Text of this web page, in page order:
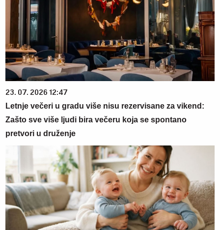
23. 07. 2026 12:47
Letnje večeri u gradu više nisu rezervisane za vikend:
Zašto sve više ljudi bira večeru koja se spontano
pretvori u druženje